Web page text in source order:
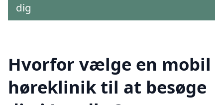
dig
Hvorfor vælge en mobil
høreklinik til at besøge